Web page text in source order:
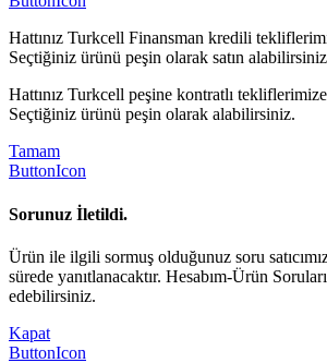
Hattınız Turkcell Finansman kredili
Seçtiğiniz ürünü peşin olarak satın
Hattınız Turkcell peşine kontratlı
Seçtiğiniz ürünü peşin olarak alabilirsiniz.
Tamam
ButtonIcon
Sorunuz İletildi.
Ürün ile ilgili sormuş olduğunuz soru
sürede yanıtlanacaktır. Hesabım-Ürün
edebilirsiniz.
Kapat
ButtonIcon